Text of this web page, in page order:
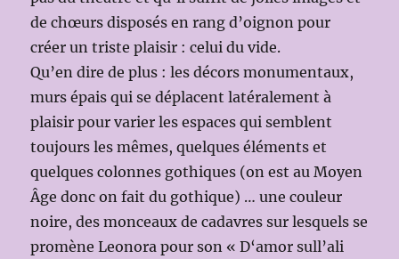
de chœurs disposés en rang d’oignon pour
créer un triste plaisir : celui du vide.
Qu’en dire de plus : les décors monumentaux,
murs épais qui se déplacent latéralement à
plaisir pour varier les espaces qui semblent
toujours les mêmes, quelques éléments et
quelques colonnes gothiques (on est au Moyen
Âge donc on fait du gothique) … une couleur
noire, des monceaux de cadavres sur lesquels se
promène Leonora pour son « D‘amor sull’ali